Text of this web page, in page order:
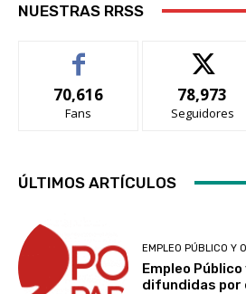
NUESTRAS RRSS
70,616
Fans
78,973
Seguidores
ÚLTIMOS ARTÍCULOS
EMPLEO PÚBLICO Y
Empleo
difundidas por